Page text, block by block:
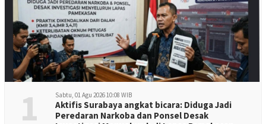
1 Sabtu, 01 Agu 2026 10:08 WIB
Aktifis Surabaya angkat bicara: Diduga Jadi
Peredaran Narkoba dan Ponsel Desak